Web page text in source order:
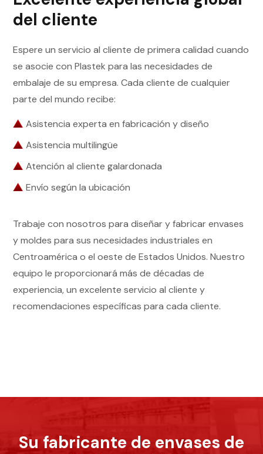
del cliente
Espere un servicio al cliente de primera calidad cuando
se asocie con Plastek para las necesidades de
embalaje de su empresa. Cada cliente de cualquier
parte del mundo recibe:
Asistencia experta en fabricación y diseño
Asistencia multilingüe
Atención al cliente galardonada
Envío según la ubicación
Trabaje con nosotros para diseñar y fabricar envases
y moldes para sus necesidades industriales en
Centroamérica o el oeste de Estados Unidos. Nuestro
equipo le proporcionará más de décadas de
experiencia, un excelente servicio al cliente y
recomendaciones específicas para cada cliente.
Su fabricante de envases de